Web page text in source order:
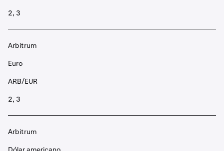
2, 3
Arbitrum
Euro
ARB/EUR
2, 3
Arbitrum